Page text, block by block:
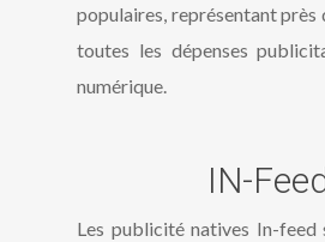
populaires, représentant près
toutes les dépenses
numérique.
IN-
Les publicité natives In-feed